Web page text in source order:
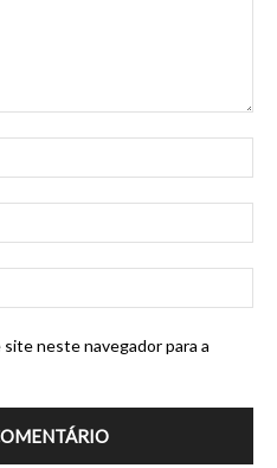
site neste navegador para a